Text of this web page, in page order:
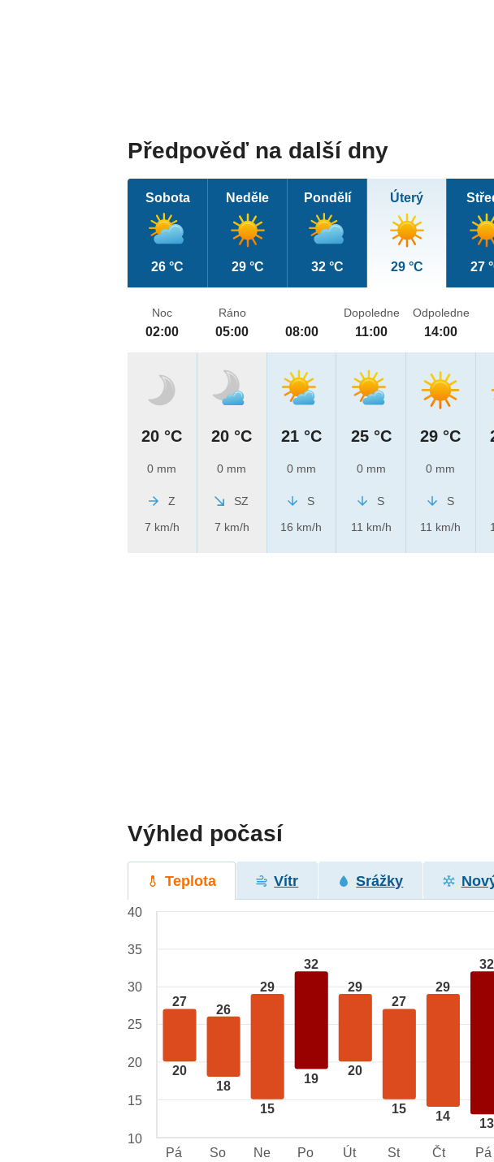
Předpověď na další dny
Sobota
26 °C
Neděle
29 °C
Pondělí
32 °C
Úterý
29 °C 27
Noc
02:00
20 °C
0 mm
Z
7 km/h
Ráno
05:00
20 °C
0 mm
SZ
7 km/h
08:00
21 °C
0 mm
S
16 km/h
Dopoledne
11:00
25 °C
0 mm
S
11 km/h
Odpoledne
14:00
29 °C
0 mm
S
11 km/h
Výhled počasí
Teplota Vítr Srážky
27
20
26
18
29
15
32
19
29
20
27
15
29
14
32
13
40
35
30
25
20
15
10
Pá
So Ne Po Út St Čt Pá